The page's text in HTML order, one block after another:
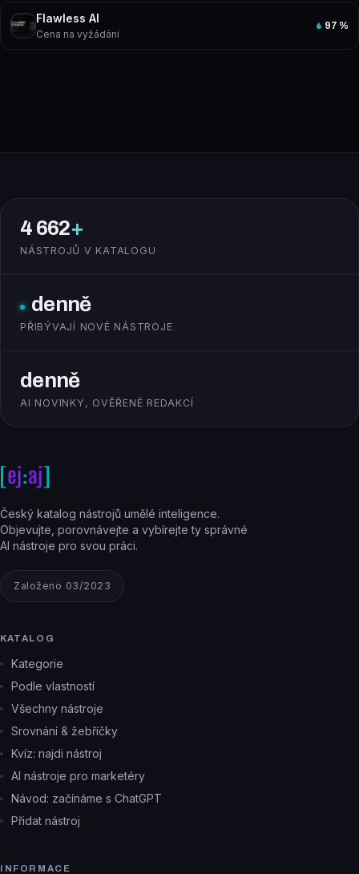
Flawless AI
Cena na vyžádání
97 %
4 662+
NÁSTROJŮ V KATALOGU
denně
PŘIBÝVAJÍ NOVÉ NÁSTROJE
denně
AI NOVINKY, OVĚŘENÉ REDAKCÍ
Český katalog nástrojů umělé inteligence.
Objevujte, porovnávejte a vybírejte ty správné
AI nástroje pro svou práci.
Založeno 03/2023
KATALOG
Kategorie
Podle vlastností
Všechny nástroje
Srovnání & žebříčky
Kvíz: najdi nástroj
AI nástroje pro marketéry
Návod: začínáme s ChatGPT
Přidat nástroj
INFORMACE